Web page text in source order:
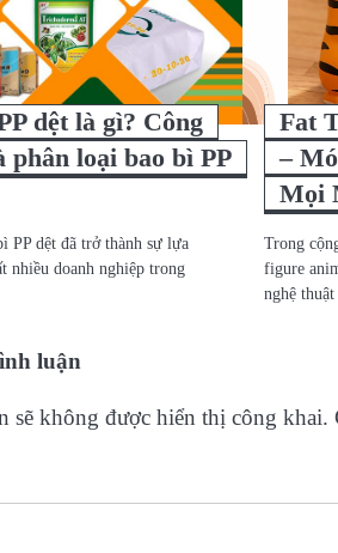
dệt là gì? Công
phân loại bao bì PP
PP dệt đã trở thành sự lựa
nhiều doanh nghiệp trong
Fat
–
Mọi
Trong
figure
nghệ
luận
sẽ không được hiển thị công khai.